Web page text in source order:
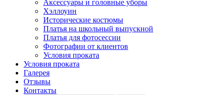
Аксессуары и головные уборы
Хэллоуин
Исторические костюмы
Платья на школьный выпускной
Платья для фотосессии
Фотографии от клиентов
Условия проката
Условия проката
Галерея
Отзывы
Контакты